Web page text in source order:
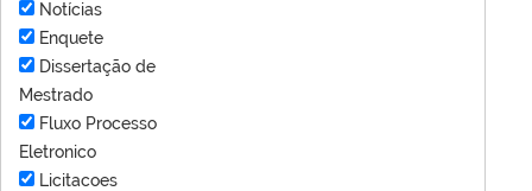
Notícias
Enquete
Dissertação de
Mestrado
Fluxo Processo
Eletronico
Licitacoes